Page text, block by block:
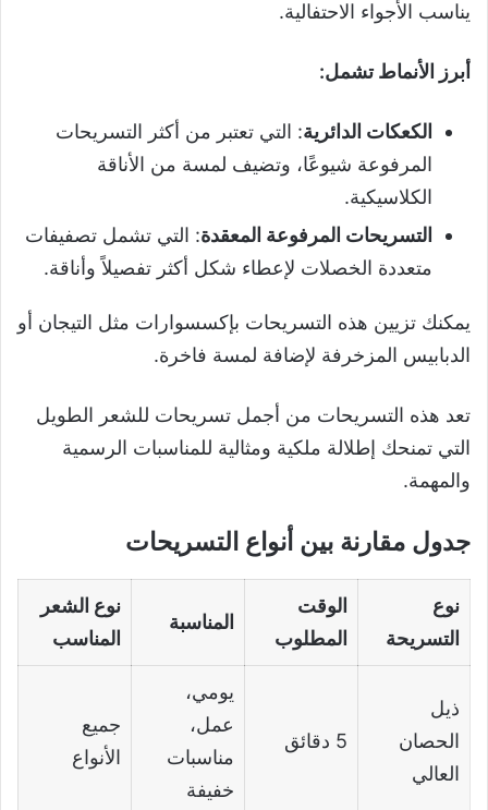
يناسب الأجواء الاحتفالية.
أبرز الأنماط تشمل:
الكعكات الدائرية: التي تعتبر من أكثر التسريحات
المرفوعة شيوعًا، وتضيف لمسة من الأناقة
الكلاسيكية.
التسريحات المرفوعة المعقدة: التي تشمل تصفيفات
متعددة الخصلات لإعطاء شكل أكثر تفصيلاً وأناقة.
يمكنك تزيين هذه التسريحات بإكسسوارات مثل التيجان أو
الدبابيس المزخرفة لإضافة لمسة فاخرة.
تعد هذه التسريحات من أجمل تسريحات للشعر الطويل
التي تمنحك إطلالة ملكية ومثالية للمناسبات الرسمية
والمهمة.
جدول مقارنة بين أنواع التسريحات
نوع
التسريحة
الوقت
المطلوب
المناسبة
نوع الشعر
المناسب
ذيل
الحصان
العالي
5 دقائق
يومي،
عمل،
مناسبات
خفيفة
جميع
الأنواع